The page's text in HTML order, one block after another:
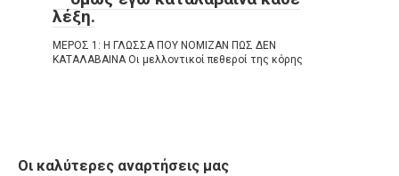
λέξη.
ΜΕΡΟΣ 1: Η ΓΛΩΣΣΑ ΠΟΥ ΝΟΜΙΖΑΝ ΠΩΣ ΔΕΝ
ΚΑΤΑΛΑΒΑΙΝΑ Οι μελλοντικοί πεθεροί της κόρης
Οι καλύτερες αναρτήσεις μας